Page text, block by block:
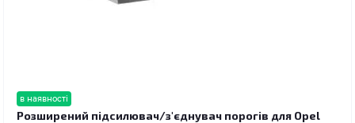
в наявності
Розширений підсилювач/з'єднувач порогів для Opel